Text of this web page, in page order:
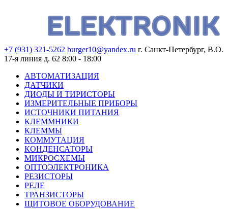
+7 (931) 321-5262 burger10@yandex.ru г. Санкт-Петербург, В.О.
17-я линия д. 62 8:00 - 18:00
АВТОМАТИЗАЦИЯ
ДАТЧИКИ
ДИОДЫ И ТИРИСТОРЫ
ИЗМЕРИТЕЛЬНЫЕ ПРИБОРЫ
ИСТОЧНИКИ ПИТАНИЯ
КЛЕММНИКИ
КЛЕММЫ
КОММУТАЦИЯ
КОНДЕНСАТОРЫ
МИКРОСХЕМЫ
ОПТОЭЛЕКТРОНИКА
РЕЗИСТОРЫ
РЕЛЕ
ТРАНЗИСТОРЫ
ЩИТОВОЕ ОБОРУДОВАНИЕ